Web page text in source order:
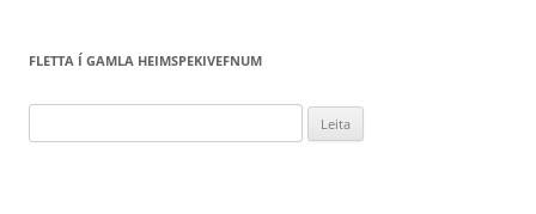
FLETTA Í GAMLA HEIMSPEKIVEFNUM
að: